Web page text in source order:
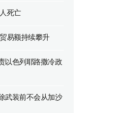
死亡
易额持续攀升
以色列耶路撒冷政
武装前不会从加沙